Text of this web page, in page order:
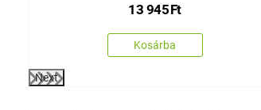
13 945Ft
Kosárba
Next